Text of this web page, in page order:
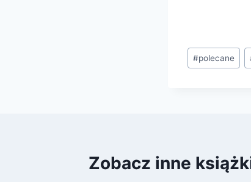
Tagi
wpisu:
#polecane
Zobacz inne